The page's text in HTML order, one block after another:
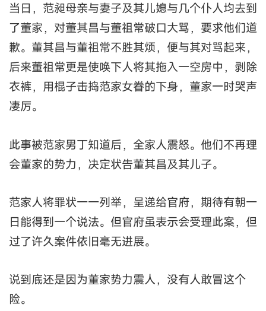
当日，范昶母亲与妻子及其儿媳与几个仆人均去到
了董家，对董其昌与董祖常破口大骂，要求他们道
歉。董其昌与董祖常不胜其烦，便与其对骂起来，
后来董祖常更是使唤下人将其拖入一空房中，剥除
衣裤，用棍子击捣范家女眷的下身，董家一时哭声
凄厉。
此事被范家男丁知道后，全家人震怒。他们不再理
会董家的势力，决定状告董其昌及其儿子。
范家人将罪状一一列举，呈递给官府，期待有朝一
日能得到一个说法。但官府虽表示会受理此案，但
过了许久案件依旧毫无进展。
说到底还是因为董家势力震人，没有人敢冒这个
险。